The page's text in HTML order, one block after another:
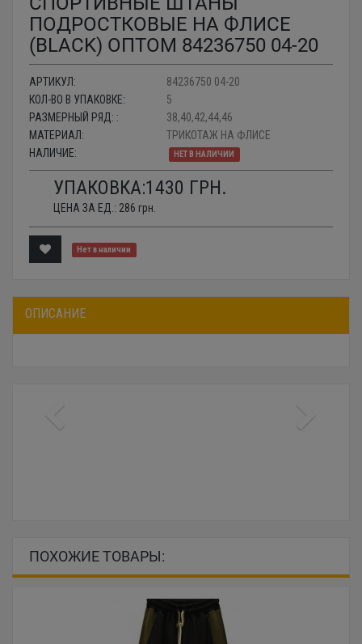
ПОДРОСТКОВЫЕ НА ФЛИСЕ
(BLACK) ОПТОМ 84236750 04-20
АРТИКУЛ:
84236750 04-20
КОЛ-ВО В УПАКОВКЕ:
5
РАЗМЕРНЫЙ РЯД: :
38,40,42,44,46
МАТЕРИАЛ:
ТРИКОТАЖ НА ФЛИСЕ
НАЛИЧИЕ:
НЕТ В НАЛИЧИИ
УПАКОВКА:1430 ГРН.
ЦЕНА ЗА ЕД.: 286 грн.
Нет в наличии
ОПИСАНИЕ
ПОХОЖИЕ ТОВАРЫ: